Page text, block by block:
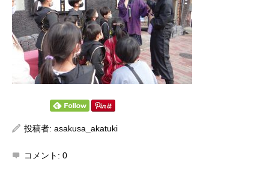
投稿者: asakusa_akatuki
コメント: 0